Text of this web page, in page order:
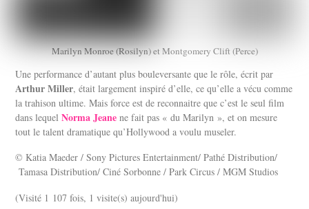
Marilyn Monroe (Rosilyn) et Montgomery Clift (Perce)
Une performance d’autant plus bouleversante que le rôle, écrit par
Arthur Miller, était largement inspiré d’elle, ce qu’elle a vécu comme
la trahison ultime. Mais force est de reconnaitre que c’est le seul film
dans lequelNorma Jeane ne fait pas « du Marilyn », et on mesure
tout le talent dramatique qu’Hollywood a voulu museler.
© Katia Maeder / Sony Pictures Entertainment/ Pathé Distribution/
Tamasa Distribution/ Ciné Sorbonne / Park Circus / MGM Studios
(Visité 1 107 fois, 1 visite(s) aujourd'hui)